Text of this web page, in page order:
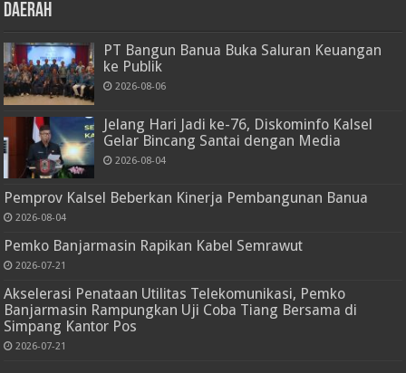
Daerah
PT Bangun Banua Buka Saluran Keuangan
ke Publik
2026-08-06
Jelang Hari Jadi ke-76, Diskominfo Kalsel
Gelar Bincang Santai dengan Media
2026-08-04
Pemprov Kalsel Beberkan Kinerja Pembangunan Banua
2026-08-04
Pemko Banjarmasin Rapikan Kabel Semrawut
2026-07-21
Akselerasi Penataan Utilitas Telekomunikasi, Pemko
Banjarmasin Rampungkan Uji Coba Tiang Bersama di
Simpang Kantor Pos
2026-07-21